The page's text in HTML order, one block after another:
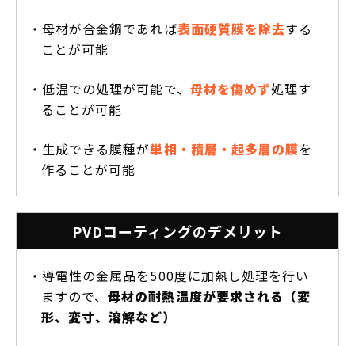
・母材が合金鋼であれば表面硬質膜を除去する
ことが可能
・低温での処理が可能で、 母材を傷めず処理す
ることが可能
・生成できる膜種が単相・積層・起多層の膜を
作ることが可能
PVDコーティングのデメリット
・導電性の金属品を500度に加熱し処理を行い
ますので、母材の耐熱温度が要求される（変
形、変寸、溶解など）